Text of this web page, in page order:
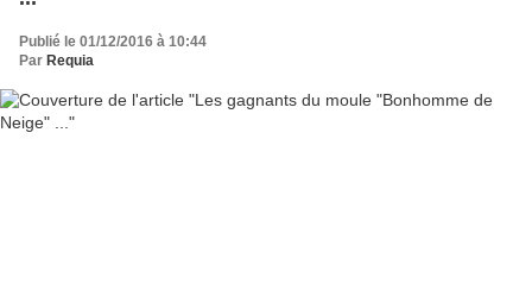
Publié le 01/12/2016 à 10:44
Par Requia